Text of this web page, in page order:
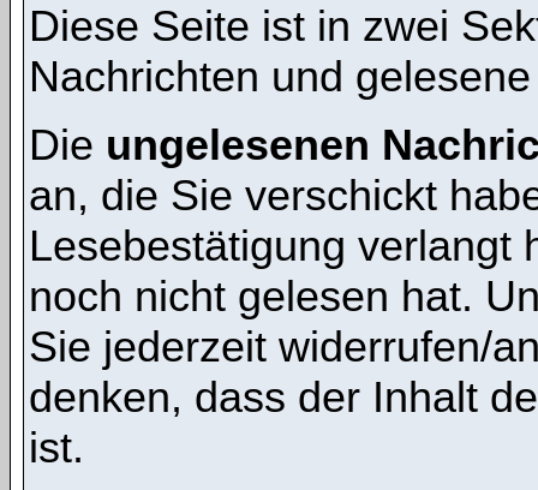
Diese Seite ist in zwei
Nachrichten und
Die ungelesenen
an, die Sie verschickt
Lesebestätigung verlangt
noch nicht gelesen hat.
Sie jederzeit widerrufen/
denken, dass der Inhalt
ist.